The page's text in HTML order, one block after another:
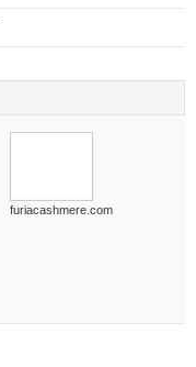
furiacashmere.com